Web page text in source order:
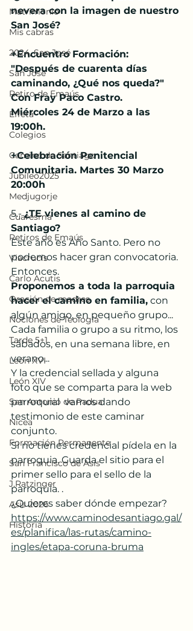
Matrimonio
Mis cabras
2024, San José
San José
Retiro de Emaús
Effetá
Colegios
Camino de Santiago
Jubileo2025
Medjugorje
Cuaresma
Retiros de Emaús
Viacrucis
Carlo Acutis
Oración de madres
Nociones de Teología
Tarde 5+1
León XVI
León XIV
San Antonio de Padua
Nicea
Formación Permanente
San Francisco de Asís
J.Ratzinger
Asís 2026
Historia
nevera con la imagen de nuestro
San José?
+Encuentro Formación:
"Después de cuarenta días
caminando, ¿Qué nos queda?"
Con Fray Paco Castro.
Miércoles 24 de Marzo a las
19:00h.
+Celebración Penitencial
Comunitaria. Martes 30 Marzo
20:00h
5.- ¿TE vienes al camino de
Santiago?
Este año es Año Santo. Pero no
podemos hacer gran convocatoria.
Entonces.
Proponemos a toda la parroquia
hacer el camino en familia, con
algún amigo, en pequeño grupo...
Cada familia o grupo a su ritmo, los
sábados, en una semana libre, en
verano...
Y la credencial sellada y alguna
foto que se comparta para la web
parroquial  vamos dando
testimonio de este caminar
conjunto.
Si no tienes credencial pídela en la
parroquia. Guarda el sitio para el
primer sello para el sello de la
parroquia. .
¿Quieres saber dónde empezar?
https://www.caminodesantiago.gal/
es/planifica/las-rutas/camino-
ingles/etapa-coruna-bruma